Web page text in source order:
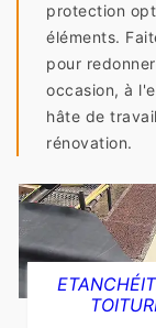
protection
éléments.
pour
occasion, à
hâte de
rénovation.